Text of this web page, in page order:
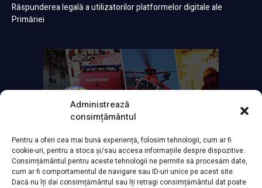
Administrează
consimțământul
Pentru a oferi cea mai bună experiență, folosim tehnologii, cum ar fi
cookie-uri, pentru a stoca și/sau accesa informațiile despre dispozitive.
Consimțământul pentru aceste tehnologii ne permite să procesăm date,
cum ar fi comportamentul de navigare sau ID-uri unice pe acest site.
Dacă nu îți dai consimțământul sau îți retragi consimțământul dat poate
Răspunderea legală a utilizatorilor platformelor digitale ale
Primăriei